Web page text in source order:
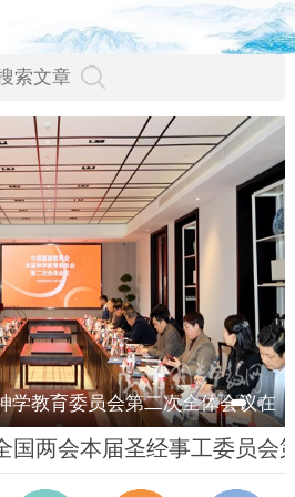
学教育委员会第二次全体会议在
国两会本届圣经事工委员会